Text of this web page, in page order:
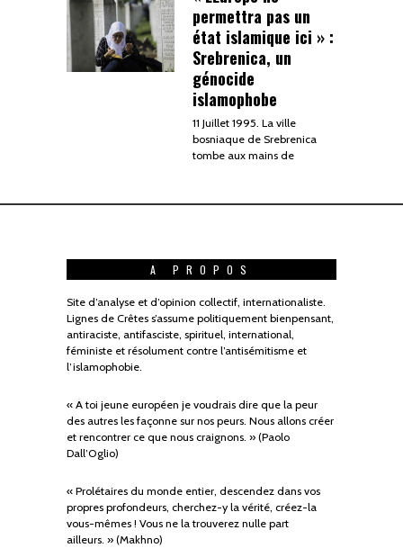
permettra pas un
état islamique ici » :
Srebrenica, un
génocide
islamophobe
11 Juillet 1995. La ville
bosniaque de Srebrenica
tombe aux mains de
A PROPOS
Site d’analyse et d’opinion collectif, internationaliste.
Lignes de Crêtes s’assume politiquement bienpensant,
antiraciste, antifasciste, spirituel, international,
féministe et résolument contre l’antisémitisme et
l’islamophobie.
« A toi jeune européen je voudrais dire que la peur
des autres les façonne sur nos peurs. Nous allons créer
et rencontrer ce que nous craignons. » (Paolo
Dall’Oglio)
« Prolétaires du monde entier, descendez dans vos
propres profondeurs, cherchez-y la vérité, créez-la
vous-mêmes ! Vous ne la trouverez nulle part
ailleurs. » (Makhno)